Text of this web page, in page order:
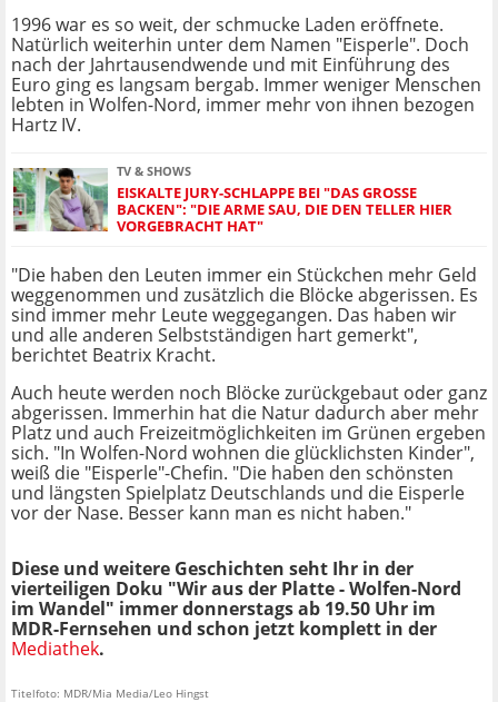
1996 war es so weit, der schmucke Laden eröffnete.
Natürlich weiterhin unter dem Namen "Eisperle". Doch
nach der Jahrtausendwende und mit Einführung des
Euro ging es langsam bergab. Immer weniger Menschen
lebten in Wolfen-Nord, immer mehr von ihnen bezogen
Hartz IV.
TV & SHOWS
EISKALTE JURY-SCHLAPPE BEI "DAS GROSSE B
ACKEN": "DIE ARME SAU, DIE DEN TELLER HIER V
ORGEBRACHT HAT"
"Die haben den Leuten immer ein Stückchen mehr Geld
weggenommen und zusätzlich die Blöcke abgerissen. Es
sind immer mehr Leute weggegangen. Das haben wir
und alle anderen Selbstständigen hart gemerkt",
berichtet Beatrix Kracht.
Auch heute werden noch Blöcke zurückgebaut oder ganz
abgerissen. Immerhin hat die Natur dadurch aber mehr
Platz und auch Freizeitmöglichkeiten im Grünen ergeben
sich. "In Wolfen-Nord wohnen die glücklichsten Kinder",
weiß die "Eisperle"-Chefin. "Die haben den schönsten
und längsten Spielplatz Deutschlands und die Eisperle
vor der Nase. Besser kann man es nicht haben."
Diese und weitere Geschichten seht Ihr in der
vierteiligen Doku "Wir aus der Platte - Wolfen-Nord
im Wandel" immer donnerstags ab 19.50 Uhr im
MDR-Fernsehen und schon jetzt komplett in der
Mediathek.
Titelfoto: MDR/Mia Media/Leo Hingst